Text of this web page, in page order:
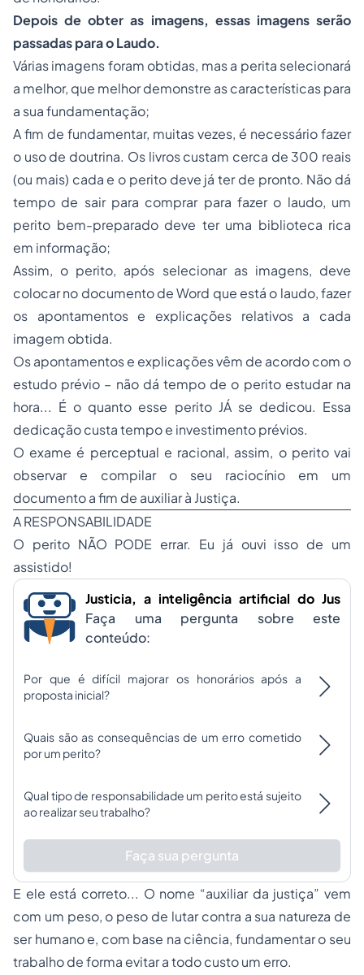
Depois de obter as imagens, essas imagens serão
passadas para o Laudo.
Várias imagens foram obtidas, mas a perita selecionará
a melhor, que melhor demonstre as características para
a sua fundamentação;
A fim de fundamentar, muitas vezes, é necessário fazer
o uso de doutrina. Os livros custam cerca de 300 reais
(ou mais) cada e o perito deve já ter de pronto. Não dá
tempo de sair para comprar para fazer o laudo, um
perito bem-preparado deve ter uma biblioteca rica
em informação;
Assim, o perito, após selecionar as imagens, deve
colocar no documento de Word que está o laudo, fazer
os apontamentos e explicações relativos a cada
imagem obtida.
Os apontamentos e explicações vêm de acordo com o
estudo prévio – não dá tempo de o perito estudar na
hora... É o quanto esse perito JÁ se dedicou. Essa
dedicação custa tempo e investimento prévios.
O exame é perceptual e racional, assim, o perito vai
observar e compilar o seu raciocínio em um
documento a fim de auxiliar à Justiça.
A RESPONSABILIDADE
O perito NÃO PODE errar. Eu já ouvi isso de um
assistido!
Justicia, a inteligência artificial do Jus
Faça uma pergunta sobre este
conteúdo:
Por que é difícil majorar os honorários após a
proposta inicial?
Quais são as consequências de um erro cometido
por um perito?
Qual tipo de responsabilidade um perito está sujeito
ao realizar seu trabalho?
Faça sua pergunta
E ele está correto... O nome “auxiliar da justiça” vem
com um peso, o peso de lutar contra a sua natureza de
ser humano e, com base na ciência, fundamentar o seu
trabalho de forma evitar a todo custo um erro.